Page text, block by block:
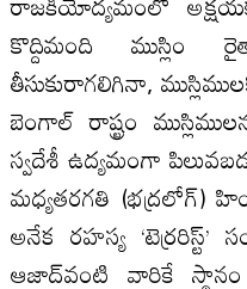
కొద్దిమంది ముస్లిం
తీసుకురాగలిగినా,
బెంగాల్‌ రాష్ట్రం
స్వదేశీ ఉద్యమంగా
మధ్యతరగతి (భద్రలోగ్‌)
అనేక రహస్య
ఆజాద్‌వంటి వారికే